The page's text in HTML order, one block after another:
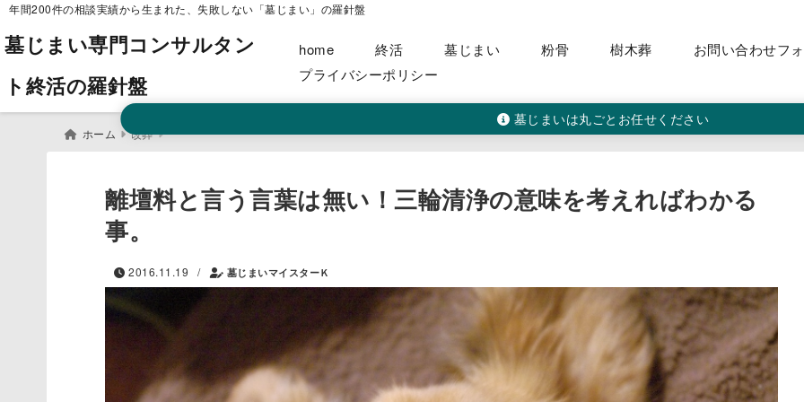
年間200件の相談実績から生まれた、失敗しない「墓じまい」の羅針盤
墓じまい専門コンサルタン
ト終活の羅針盤
home 終活 墓じまい 粉骨 樹木葬
お問い合わせフ
プライバシーポリシー
墓じまいは丸ごとお任せください
ホーム 改葬
離壇料と言う言葉は無い！三輪清浄の意味を考えればわかる
事。
2016.11.19 / 墓じまいマイスターＫ